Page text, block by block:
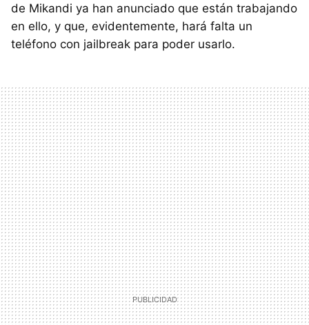
de Mikandi ya han anunciado que están trabajando
en ello, y que, evidentemente, hará falta un
teléfono con jailbreak para poder usarlo.